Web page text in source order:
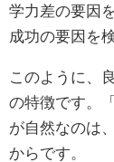
学力差の要因
成功の要因を
このように、
の特徴です。
が自然なのは
からです。